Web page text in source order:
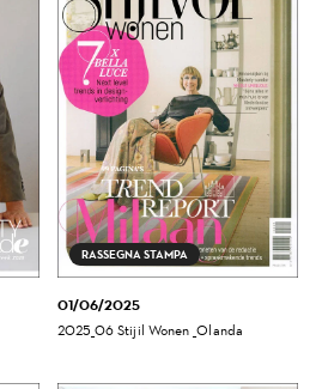
RASSEGNA STAMPA
01/06/2025
2025_06 Stijil Wonen _Olanda